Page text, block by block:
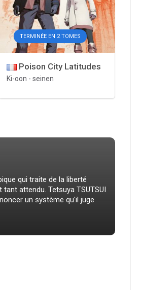
TERMINÉE EN 2 TOMES
Poison City Latitudes
Ki-oon - seinen
qui traite de la liberté
attendu. Tetsuya TSUTSUI
un système qu'il juge